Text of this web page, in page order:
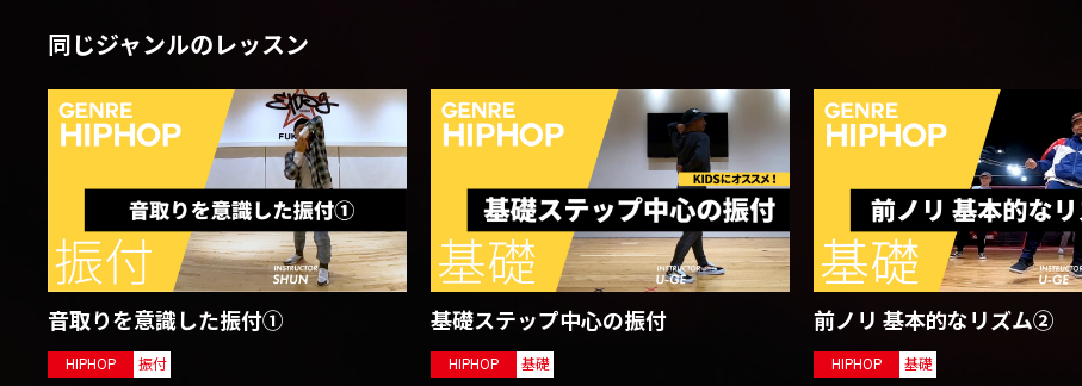
同じジャンルのレッスン
音取りを意識した振付①
HIPHOP 振付
基礎ステップ中心の振付
HIPHOP 基礎
前ノリ 基本的なリズム②
HIPHOP 基礎